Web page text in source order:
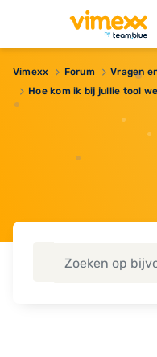
Vimexx Forum
Vragen
Hoe kom ik bij jullie tool